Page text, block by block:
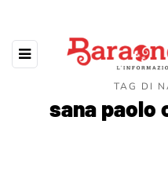
TAG DI
sana paolo